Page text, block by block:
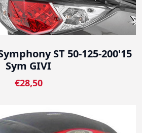
ST 50-125-200'15
Sym GIVI
€28,50